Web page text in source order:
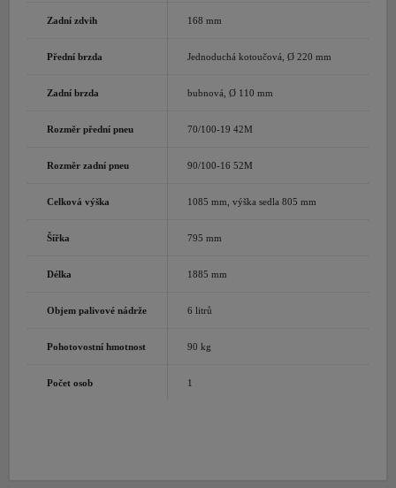
Zadní zdvih 168 mm
Přední brzda Jednoduchá kotoučová, Ø 220 mm
Zadní brzda bubnová, Ø 110 mm
Rozměr přední pneu 70/100-19 42M
Rozměr zadní pneu 90/100-16 52M
Celková výška 1085 mm, výška sedla 805 mm
Šířka 795 mm
Délka 1885 mm
Objem palivové nádrže 6 litrů
Pohotovostní hmotnost 90 kg
Počet osob 1